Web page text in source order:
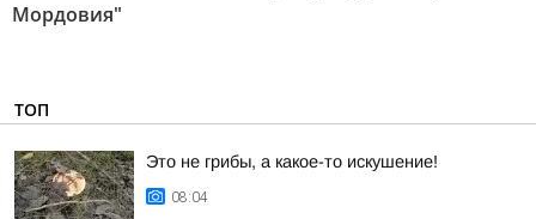
Мордовия"
ТОП
Это не грибы, а какое-то искушение!
08:04